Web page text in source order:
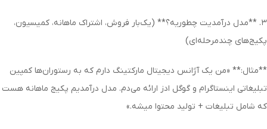
۳. **مدل درآمدیت چطوریه؟** (یک‌بار فروش، اشتراک ماهانه، کمیسیون،
پکیج‌های چندمرحله‌ای)
**مثال:** «من یک آژانس دیجیتال مارکتینگ دارم که به رستوران‌ها کمپین
تبلیغاتی اینستاگرام و گوگل ادز ارائه می‌دم. مدل درآمدیم پکیج ماهانه هست
که شامل تبلیغات + تولید محتوا میشه.»